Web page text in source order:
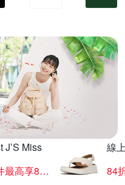
J’S Miss
滿件最高享85折
線
84